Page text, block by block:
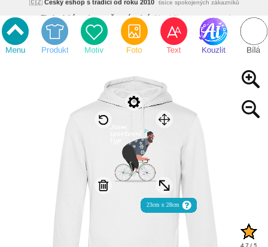
💡Inovativní výroba vlastní vývoj, nejnovější technologie
⚡Rychlé dodání expedujeme do 24h
Český eshop s tradicí od roku 2010 tisíce spokojených zákazníků